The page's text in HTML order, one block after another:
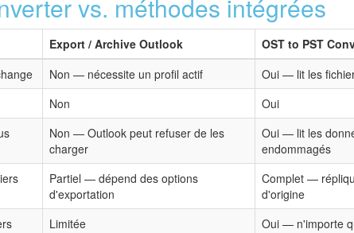
vs. méthodes intégrées
Export / Archive Outlook
OST to PST
Non — nécessite un profil actif
Oui — lit les
Non
Oui
Non — Outlook peut refuser de les
charger
Oui — lit les
endommagés
Partiel — dépend des options
d'exportation
Complet —
d'origine
Limitée
Oui — n'importe